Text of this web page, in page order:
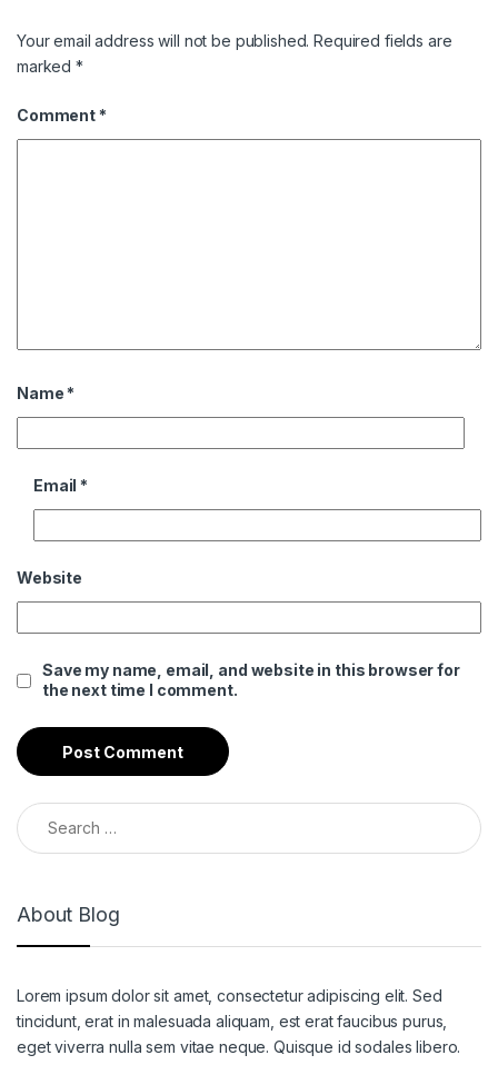
Your email address will not be published. Required fields are
marked*
Comment *
Name *
Email *
Website
Save my name, email, and website in this browser for
the next time I comment.
Search for:
About Blog
Lorem ipsum dolor sit amet, consectetur adipiscing elit. Sed
tincidunt, erat in malesuada aliquam, est erat faucibus purus,
eget viverra nulla sem vitae neque. Quisque id sodales libero.